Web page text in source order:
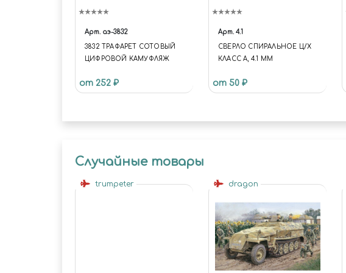
Арт. аэ-3832
3832 ТРАФАРЕТ СОТОВЫЙ
ЦИФРОВОЙ КАМУФЛЯЖ
от 252 ₽
Арт. 4.1
СВЕРЛО СПИРАЛЬНОЕ Ц/Х
КЛАСС А, 4.1 ММ
от 50 ₽
Случайные товары
trumpeter dragon